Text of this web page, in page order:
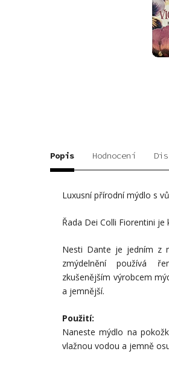
Popis Hodnocení
Luxusní přírodní mýdlo s
Řada Dei Colli Fiorentini
Nesti Dante je jedním z
zmýdelnění používá
zkušenějším výrobcem
a jemnější.
Použití:
Naneste mýdlo na
vlažnou vodou a jemně